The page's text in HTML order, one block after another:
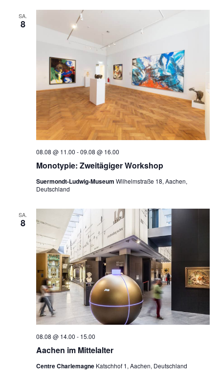
SA.
8
Monotypie: Zweitägiger Workshop
08.08 @ 11.00 -09.08 @ 16.00
Suermondt-Ludwig-Museum Wilhelmstraße 18, Aachen,
Deutschland
SA.
8
Aachen im Mittelalter
08.08 @ 14.00 - 15.00
Centre Charlemagne Katschhof 1, Aachen, Deutschland